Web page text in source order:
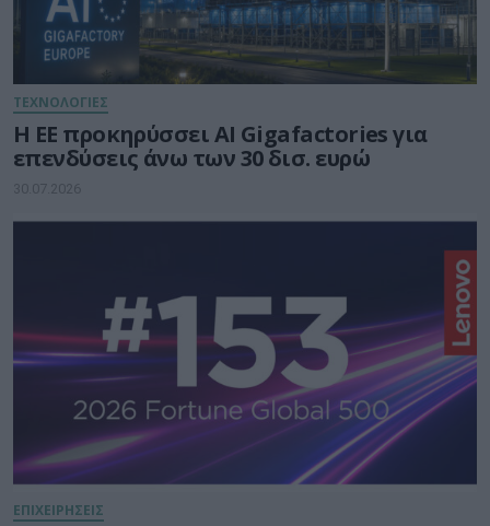
ΤΕΧΝΟΛΟΓΙΕΣ
Η ΕΕ προκηρύσσει AI Gigafactories για
επενδύσεις άνω των 30 δισ. ευρώ
30.07.2026
ΕΠΙΧΕΙΡΗΣΕΙΣ